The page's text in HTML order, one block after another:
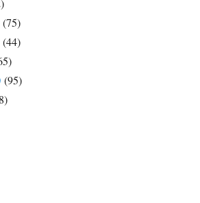
(75)
(44)
(95)